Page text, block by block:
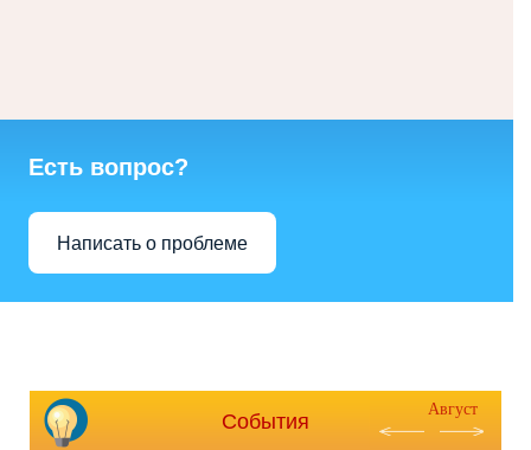
Есть вопрос?
Написать о проблеме
События
Август